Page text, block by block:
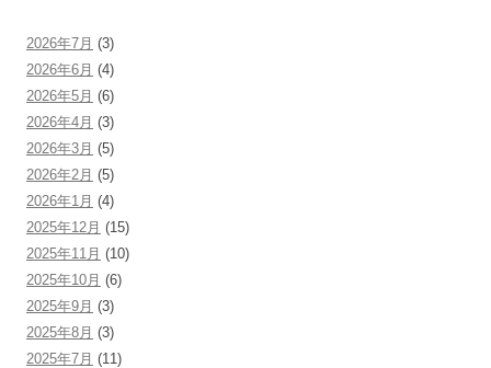
2026年7月 (3)
2026年6月 (4)
2026年5月 (6)
2026年4月 (3)
2026年3月 (5)
2026年2月 (5)
2026年1月 (4)
2025年12月 (15)
2025年11月 (10)
2025年10月 (6)
2025年9月 (3)
2025年8月 (3)
2025年7月 (11)